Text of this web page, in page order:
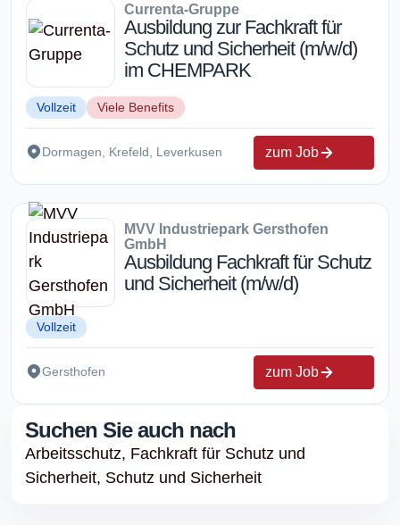
Currenta-Gruppe
Ausbildung zur Fachkraft für
Schutz und Sicherheit (m/w/d)
im CHEMPARK
Vollzeit Viele Benefits
Dormagen, Krefeld, Leverkusen zum Job
MVV Industriepark Gersthofen
GmbH
Ausbildung Fachkraft für Schutz
und Sicherheit (m/w/d)
Vollzeit
Gersthofen zum Job
Suchen Sie auch nach
Arbeitsschutz, Fachkraft für Schutz und
Sicherheit, Schutz und Sicherheit